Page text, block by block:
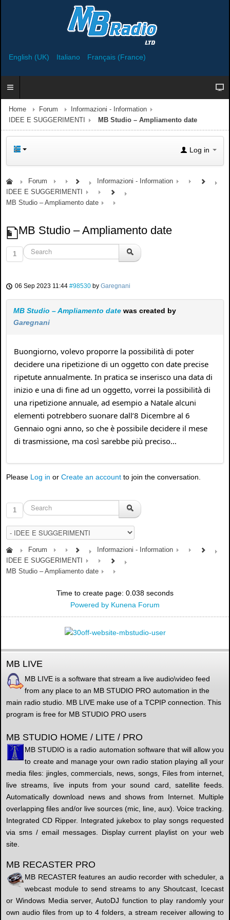
English (UK) Italiano Français (France)
Home Forum
Informazioni - Information
IDEE E SUGGERIMENTI
MB Studio – Ampliamento date
Log in
Forum
Informazioni - Information
IDEE E SUGGERIMENTI
MB Studio – Ampliamento date
MB Studio – Ampliamento date
1
06 Sep 2023 11:44 #98530 by Garegnani
MB Studio – Ampliamento date was created by
Garegnani
Buongiorno, volevo proporre la possibilità di poter
decidere una ripetizione di un oggetto con date precise
ripetute annualmente. In pratica se inserisco una data di
inizio e una di fine ad un oggetto, vorrei la possibilità di
una ripetizione annuale, ad esempio a Natale alcuni
elementi potrebbero suonare dall’8 Dicembre al 6
Gennaio ogni anno, so che è possibile decidere il mese
di trasmissione, ma così sarebbe più preciso…
Please Log in or Create an account to join the conversation.
1
Forum
Informazioni - Information
IDEE E SUGGERIMENTI
MB Studio – Ampliamento date
Time to create page: 0.038 seconds
Powered by Kunena Forum
MB LIVE
MB LIVE is a software that stream a live audio\video feed
from any place to an MB STUDIO PRO automation in the
main radio studio. MB LIVE make use of a TCPIP connection. This
program is free for MB STUDIO PRO users
MB STUDIO HOME / LITE / PRO
MB STUDIO is a radio automation software that will allow you
to create and manage your own radio station playing all your
media files: jingles, commercials, news, songs, Files from internet,
live streams, live inputs from your sound card, satellite feeds.
Automatically download news and shows from Internet. Multiple
overlapping files and/or live sources (mic, line, aux). Voice tracking.
Integrated CD Ripper. Integrated jukebox to play songs requested
via sms / email messages. Display current playlist on your web
site.
MB RECASTER PRO
MB RECASTER features an audio recorder with scheduler, a
webcast module to send streams to any Shoutcast, Icecast
or Windows Media server, AutoDJ function to play randomly your
own audio files from up to 4 folders, a stream receiver allowing to